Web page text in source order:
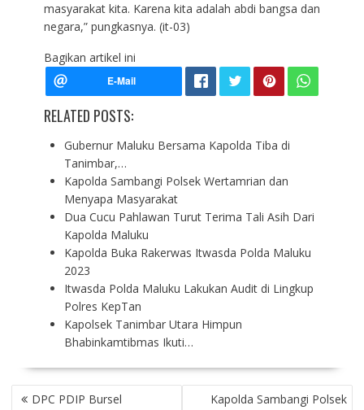
masyarakat kita. Karena kita adalah abdi bangsa dan
negara,” pungkasnya. (it-03)
Bagikan artikel ini
RELATED POSTS:
Gubernur Maluku Bersama Kapolda Tiba di
Tanimbar,…
Kapolda Sambangi Polsek Wertamrian dan
Menyapa Masyarakat
Dua Cucu Pahlawan Turut Terima Tali Asih Dari
Kapolda Maluku
Kapolda Buka Rakerwas Itwasda Polda Maluku
2023
Itwasda Polda Maluku Lakukan Audit di Lingkup
Polres KepTan
Kapolsek Tanimbar Utara Himpun
Bhabinkamtibmas Ikuti…
P
DPC PDIP Bursel
Kapolda Sambangi Polsek